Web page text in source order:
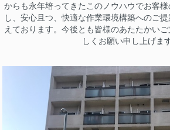
からも永年培ってきたこのノウハウでお客様
し、安心且つ、快適な作業環境構築へのご
えております。今後とも皆様のあたたかい
しくお願い申し上げます